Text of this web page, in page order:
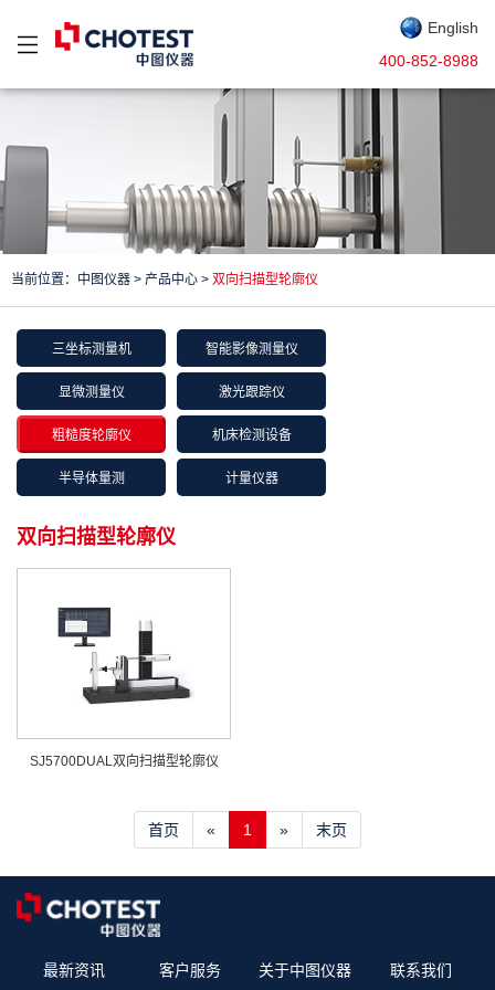
English
400-852-8988
当前位置： 中图仪器 > 产品中心 > 双向扫描型轮廓仪
三坐标测量机 智能影像测量仪
显微测量仪 激光跟踪仪
粗糙度轮廓仪 机床检测设备
半导体量测 计量仪器
双向扫描型轮廓仪
SJ5700DUAL双向扫描型轮廓仪
首页 « 1 » 末页
最新资讯 客户服务 关于中图仪器 联系我们